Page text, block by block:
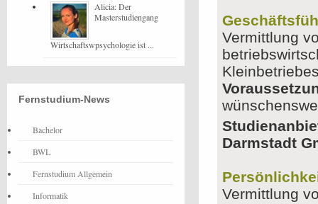
Vermittlung
Darmstadt
Vermittlung
Alicia: Der
Masterstudiengang
Wirtschaftswpsychologie ist ...
Fernstudium-News
Bachelor
BWL
Fernstudium Allgemein
Informatik